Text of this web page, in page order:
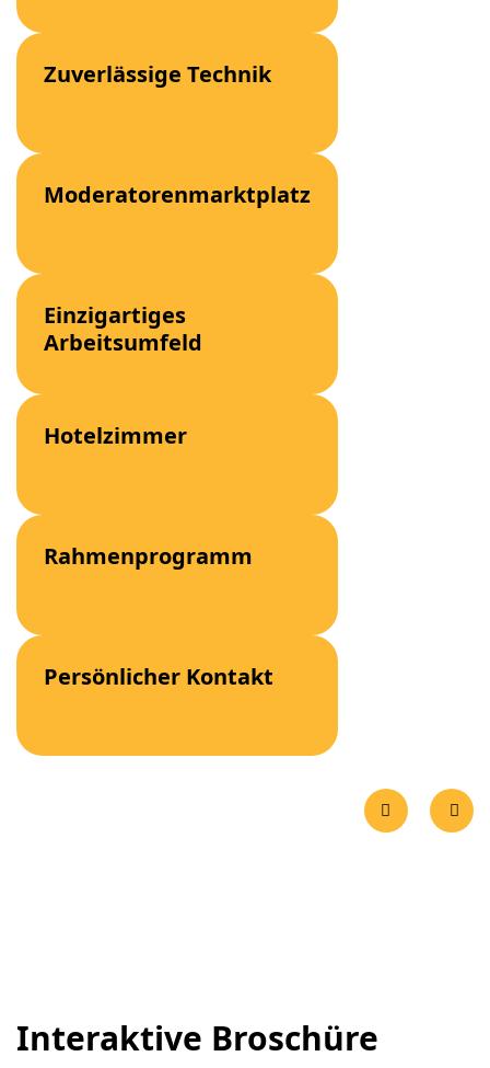
Zuverlässige Technik
Moderatorenmarktplatz
Einzigartiges
Arbeitsumfeld
Hotelzimmer
Rahmenprogramm
Persönlicher Kontakt
Interaktive Broschüre